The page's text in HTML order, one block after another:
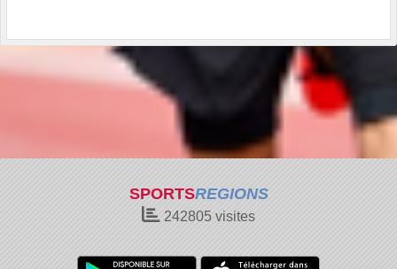
SPORTSREGIONS
242805 visites